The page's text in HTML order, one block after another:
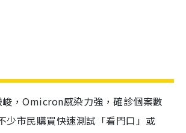
，Omicron感染力強，確診個案數
少市民購買快速測試「看門口」或